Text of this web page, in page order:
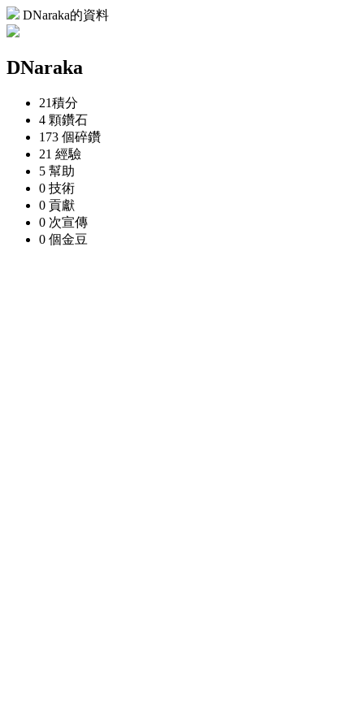
DNaraka的資料
DNaraka
21積分
4 顆鑽石
173 個碎鑽
21 經驗
5 幫助
0 技術
0 貢獻
0 次宣傳
0 個金豆